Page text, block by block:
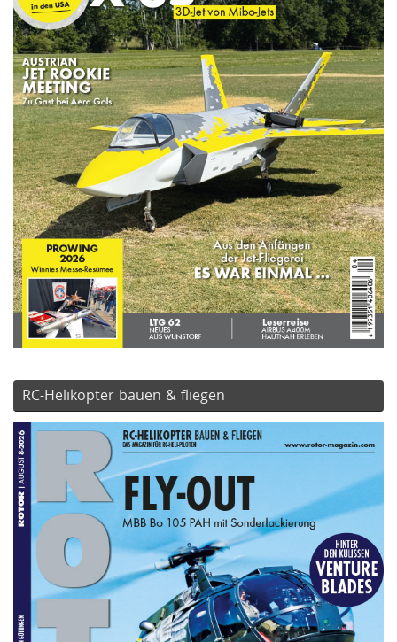
RC-Helikopter bauen & fliegen